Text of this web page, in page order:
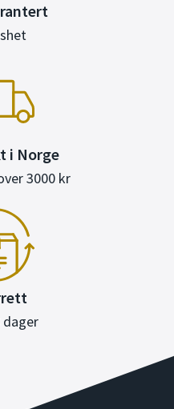
i Norge
3000 kr
dager